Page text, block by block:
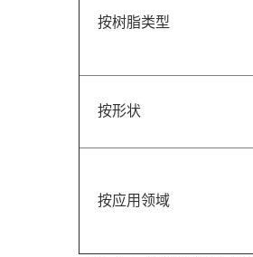
按树脂类型
按形状
按应用领域